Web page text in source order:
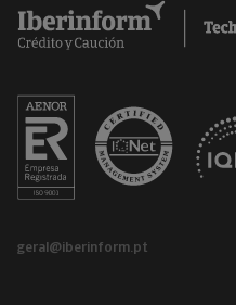
geral@iberinform.pt